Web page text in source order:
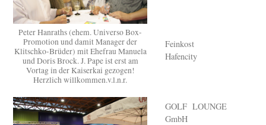
Peter Hanraths (ehem. Universo Box-
Promotion und damit Manager der
Klitschko-Brüder) mit Ehefrau Manuela
und Doris Brock. J. Pape ist erst am
Vortag in der Kaiserkai gezogen!
Herzlich willkommen.v.l.n.r.
Feinkost
Hafencity
GOLF LOUNGE
GmbH